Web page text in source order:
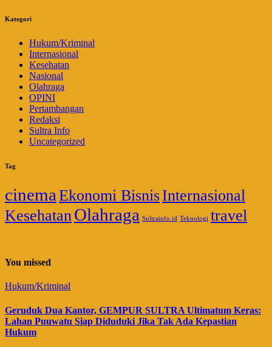
Kategori
Hukum/Kriminal
Internasional
Kesehatan
Nasional
Olahraga
OPINI
Pertambangan
Redaksi
Sultra Info
Uncategorized
Tag
cinema Ekonomi BisnisInternasional
KesehatanOlahraga Sultrainfo.id Teknologi travel
You missed
Hukum/Kriminal
Geruduk Dua Kantor, GEMPUR SULTRA Ultimatum Keras:
Lahan Puuwatu Siap Diduduki Jika Tak Ada Kepastian
Hukum